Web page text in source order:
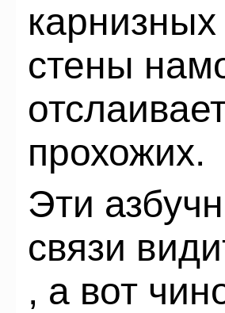
стены
прохожих.
Эти
связи
, а вот